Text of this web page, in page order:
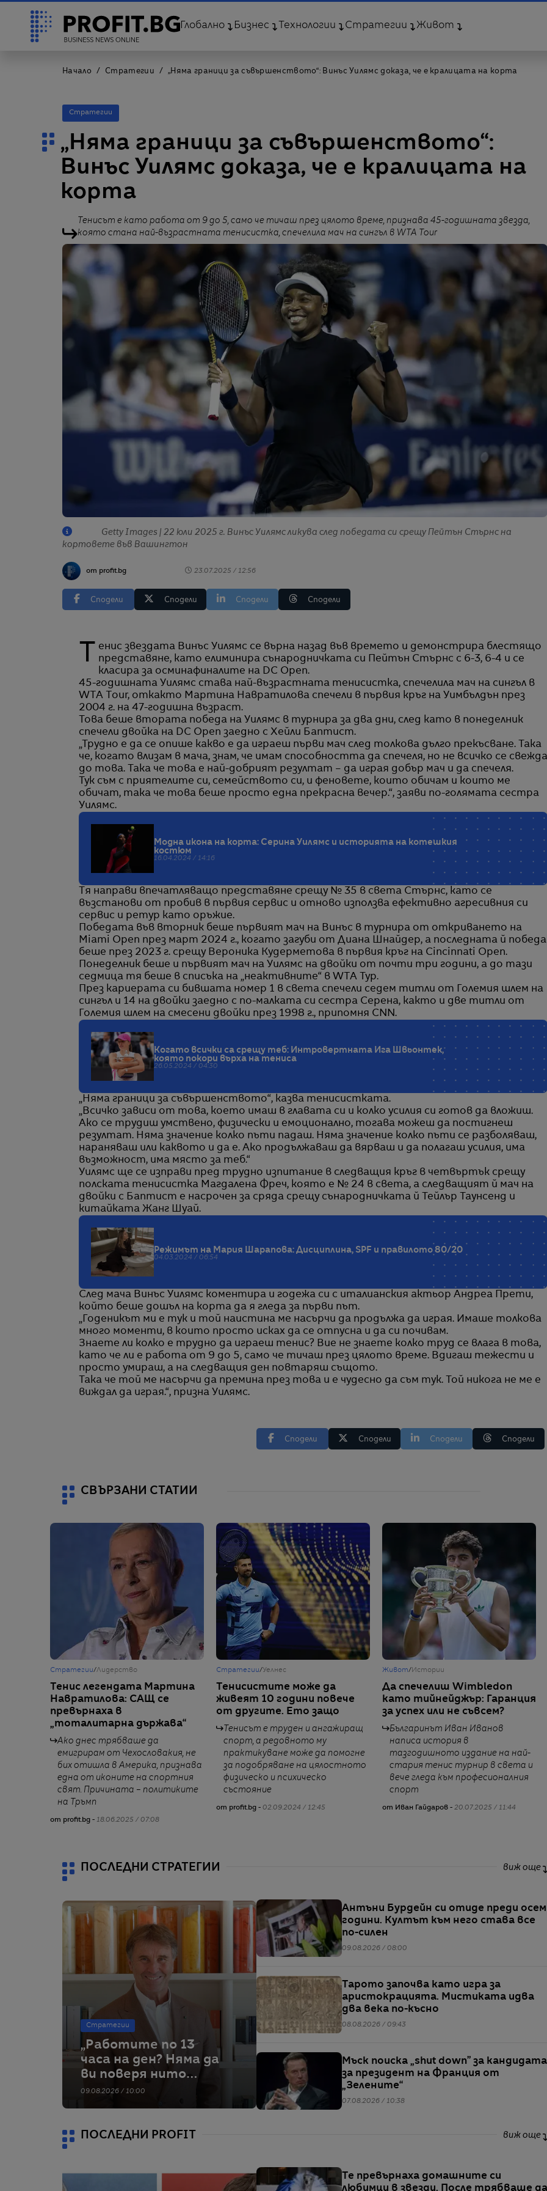
Глобално Бизнес Технологии Стратегии Живот
Начало Стратегии „Няма граници за съвършенството“: Винъс Уилямс доказа, че е кралицата на корта
Стратегии
„Няма граници за съвършенството“:
Винъс Уилямс доказа, че е кралицата на
корта
Тенисът е като работа от 9 до 5, само че тичаш през цялото време, признава 45-годишната звезда,
която стана най-възрастната тенисистка, спечелила мач на сингъл в WTA Tour
Getty Images | 22 юли 2025 г. Винъс Уилямс ликува след победата си срещу Пейтън Стърнс на
кортовете във Вашингтон
от profit.bg 23.07.2025 / 12:56
Сподели Сподели Сподели Сподели
Тенис звездата Винъс Уилямс се върна назад във времето и демонстрира блестящо
представяне, като елиминира сънародничката си Пейтън Стърнс с 6-3, 6-4 и се
класира за осминафиналите на DC Open.
45-годишната Уилямс става най-възрастната тенисистка, спечелила мач на сингъл в
WTA Tour, откакто Мартина Навратилова спечели в първия кръг на Уимбълдън през
2004 г. на 47-годишна възраст.
Това беше втората победа на Уилямс в турнира за два дни, след като в понеделник
спечели двойка на DC Open заедно с Хейли Баптист.
„Трудно е да се опише какво е да играеш първи мач след толкова дълго прекъсване. Така
че, когато влизам в мача, знам, че имам способността да спечеля, но не всичко се свежда
до това. Така че това е най-добрият резултат – да играя добър мач и да спечеля.
Тук съм с приятелите си, семейството си, и феновете, които обичам и които ме
обичат, така че това беше просто една прекрасна вечер.“, заяви по-голямата сестра
Уилямс.
Модна икона на корта: Серина Уилямс и историята на котешкия
костюм
16.04.2024 / 14:16
Тя направи впечатляващо представяне срещу № 35 в света Стърнс, като се
възстанови от пробив в първия сервис и отново използва ефективно агресивния си
сервис и ретур като оръжие.
Победата във вторник беше първият мач на Винъс в турнира от откриването на
Miami Open през март 2024 г., когато загуби от Диана Шнайдер, а последната й победа
беше през 2023 г. срещу Вероника Кудерметова в първия кръг на Cincinnati Open.
Понеделник беше и първият мач на Уилямс на двойки от почти три години, а до тази
седмица тя беше в списъка на „неактивните“ в WTA Тур.
През кариерата си бившата номер 1 в света спечели седем титли от Големия шлем на
сингъл и 14 на двойки заедно с по-малката си сестра Серена, както и две титли от
Големия шлем на смесени двойки през 1998 г., припомня CNN.
Когато всички са срещу теб: Интровертната Ига Швьонтек,
която покори върха на тениса
26.05.2024 / 04:30
„Няма граници за съвършенството“, казва тенисистката.
„Всичко зависи от това, което имаш в главата си и колко усилия си готов да вложиш.
Ако се трудиш умствено, физически и емоционално, тогава можеш да постигнеш
резултат. Няма значение колко пъти падаш. Няма значение колко пъти се разболяваш,
нараняваш или каквото и да е. Ако продължаваш да вярваш и да полагаш усилия, има
възможност, има място за теб.“
Уилямс ще се изправи пред трудно изпитание в следващия кръг в четвъртък срещу
полската тенисистка Магдалена Фреч, която е № 24 в света, а следващият й мач на
двойки с Баптист е насрочен за сряда срещу сънародничката й Тейлър Таунсенд и
китайката Жанг Шуай.
Режимът на Мария Шарапова: Дисциплина, SPF и правилото 80/20
04.03.2024 / 06:54
След мача Винъс Уилямс коментира и годежа си с италианския актьор Андреа Прети,
който беше дошъл на корта да я гледа за първи път.
„Годеникът ми е тук и той наистина ме насърчи да продължа да играя. Имаше толкова
много моменти, в които просто исках да се отпусна и да си почивам.
Знаете ли колко е трудно да играеш тенис? Вие не знаете колко труд се влага в това,
като че ли е работа от 9 до 5, само че тичаш през цялото време. Вдигаш тежести и
просто умираш, а на следващия ден повтаряш същото.
Така че той ме насърчи да премина през това и е чудесно да съм тук. Той никога не ме е
виждал да играя.“, призна Уилямс.
Сподели Сподели Сподели Сподели
СВЪРЗАНИ СТАТИИ
Стратегии/Лидерство
Тенис легендата Мартина
Навратилова: САЩ се
превърнаха в
„тоталитарна държава“
Ако днес трябваше да
емигрирам от Чехословакия, не
бих отишла в Америка, признава
една от иконите на спортния
свят. Причината – политиките
на Тръмп
от profit.bg - 18.06.2025 / 07:08
Стратегии/Уелнес
Тенисистите може да
живеят 10 години повече
от другите. Ето защо
Тенисът е труден и ангажиращ
спорт, а редовното му
практикуване може да помогне
за подобряване на цялостното
физическо и психическо
състояние
от profit.bg - 02.09.2024 / 12:45
Живот/ Истории
Да спечелиш Wimbledon
като тийнейджър: Гаранция
за успех или не съвсем?
Българинът Иван Иванов
написа история в
тазгодишното издание на най-
стария тенис турнир в света и
вече гледа към професионалния
спорт
от Иван Гайдаров - 20.07.2025 / 11:44
ПОСЛЕДНИ СТРАТЕГИИ виж още
Стратегии
„Работите по 13
часа на ден? Няма да
ви поверя нито
едно евро“:
бизнеса и живота
09.08.2026 / 10:00
Антъни Бурдейн си отиде преди осем
години. Култът към него става все
по-силен
09.08.2026 / 08:00
Тарото започва като игра за
аристокрацията. Мистиката идва
два века по-късно
08.08.2026 / 09:43
Мъск поиска „shut down” за кандидата
за президент на Франция от
„Зелените“
07.08.2026 / 10:38
ПОСЛЕДНИ PROFIT виж още
Те превърнаха домашните си
любимци в звезди. После трябваше да